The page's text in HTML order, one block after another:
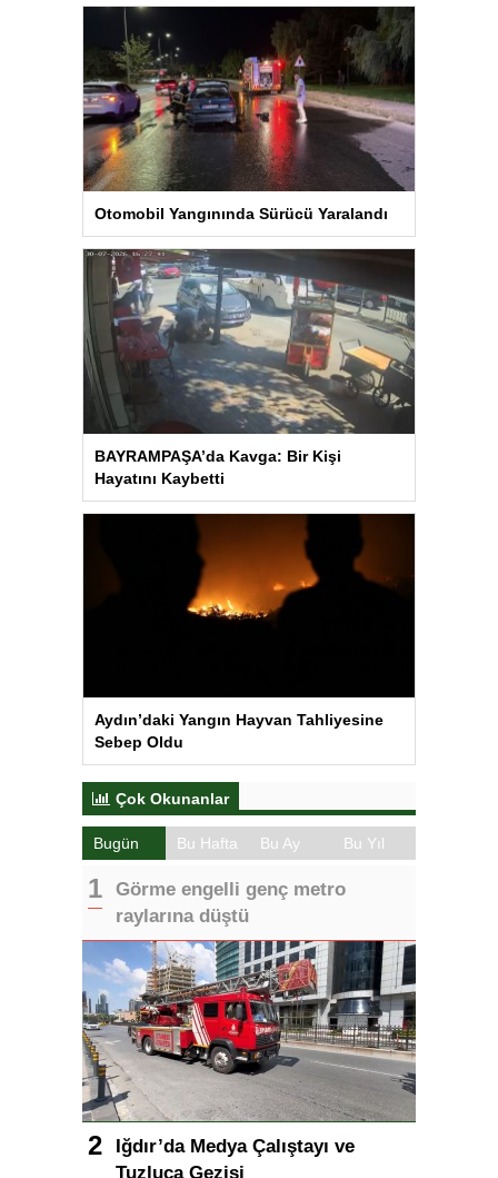
Otomobil Yangınında Sürücü Yaralandı
BAYRAMPAŞA’da Kavga: Bir Kişi
Hayatını Kaybetti
Aydın’daki Yangın Hayvan Tahliyesine
Sebep Oldu
Çok Okunanlar
Bugün Bu Hafta Bu Ay Bu Yıl
Görme engelli genç metro
raylarına düştü
Iğdır’da Medya Çalıştayı ve
Tuzluca Gezisi